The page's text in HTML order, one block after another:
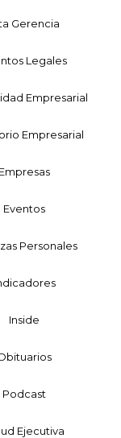
Gerencia
Legales
Empresarial
Empresarial
Empresas
Eventos
Personales
Inside
Podcast
Ejecutiva